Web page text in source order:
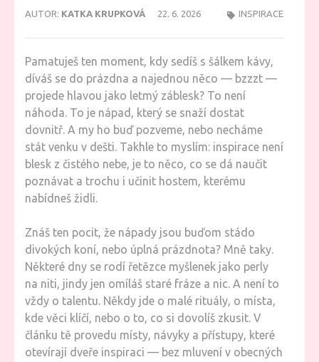
AUTOR: KATKA KRUPKOVÁ 22. 6. 2026 INSPIRACE
Pamatuješ ten moment, kdy sedíš s šálkem kávy,
díváš se do prázdna a najednou něco — bzzzt —
projede hlavou jako letmý záblesk? To není
náhoda. To je nápad, který se snaží dostat
dovnitř. A my ho buď pozveme, nebo necháme
stát venku v dešti. Takhle to myslím: inspirace není
blesk z čistého nebe, je to něco, co se dá naučit
poznávat a trochu i učinit hostem, kterému
nabídneš židli.
Znáš ten pocit, že nápady jsou buďom stádo
divokých koní, nebo úplná prázdnota? Mně taky.
Některé dny se rodí řetězce myšlenek jako perly
na niti, jindy jen omíláš staré fráze a nic. A není to
vždy o talentu. Někdy jde o malé rituály, o místa,
kde věci klíčí, nebo o to, co si dovolíš zkusit. V
článku tě provedu místy, návyky a přístupy, které
otevírají dveře inspiraci — bez mluvení v obecných